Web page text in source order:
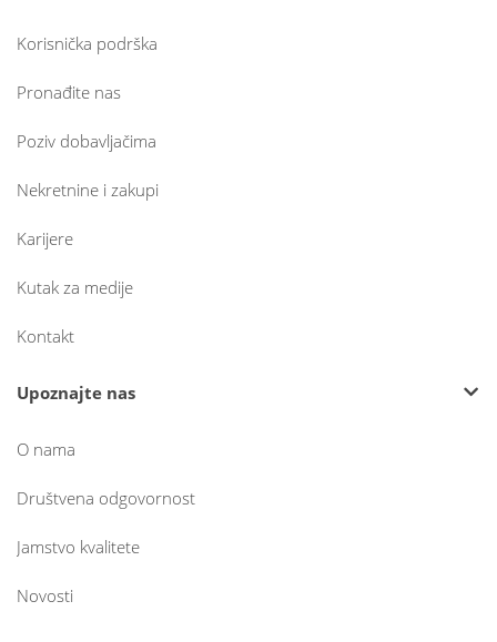
Korisnička podrška
Pronađite nas
Poziv dobavljačima
Nekretnine i zakupi
Karijere
Kutak za medije
Kontakt
Upoznajte nas
O nama
Društvena odgovornost
Jamstvo kvalitete
Novosti